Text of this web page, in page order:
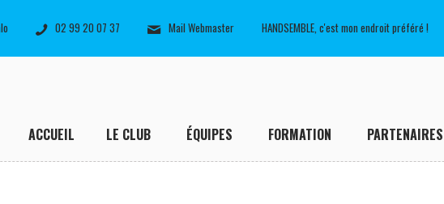
02 99 20 07 37 Mail Webmaster HANDSEMBLE, c'est mon endroit préféré !
ACCUEIL LE CLUB ÉQUIPES FORMATION PARTENAIRES